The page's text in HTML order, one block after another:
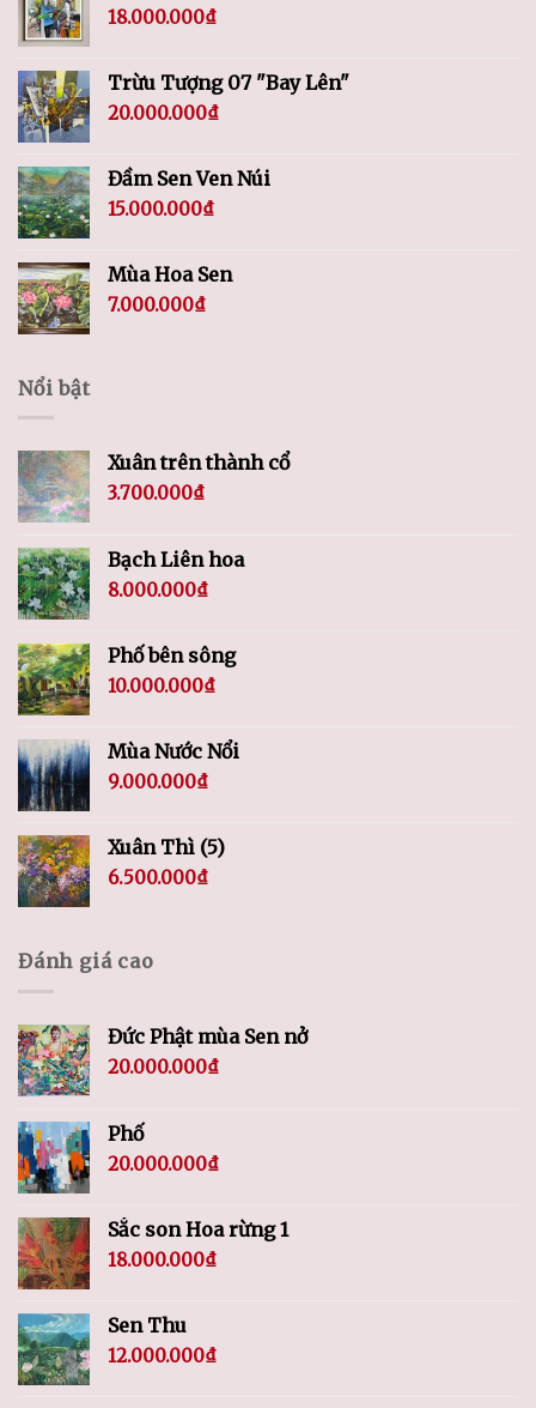
18.000.000₫
Trừu Tượng 07 "Bay Lên"
20.000.000₫
Đầm Sen Ven Núi
15.000.000₫
Mùa Hoa Sen
7.000.000₫
Nổi bật
Xuân trên thành cổ
3.700.000₫
Bạch Liên hoa
8.000.000₫
Phố bên sông
10.000.000₫
Mùa Nước Nổi
9.000.000₫
Xuân Thì (5)
6.500.000₫
Đánh giá cao
Đức Phật mùa Sen nở
20.000.000₫
Phố
20.000.000₫
Sắc son Hoa rừng 1
18.000.000₫
Sen Thu
12.000.000₫